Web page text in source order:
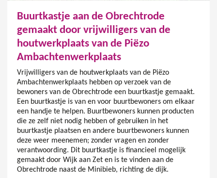
Buurtkastje aan de Obrechtrode
gemaakt door vrijwilligers van de
houtwerkplaats van de Piëzo
Ambachtenwerkplaats
Vrijwilligers van de houtwerkplaats van de Piëzo
Ambachtenwerkplaats hebben op verzoek van de
bewoners van de Obrechtrode een buurtkastje gemaakt.
Een buurtkastje is van en voor buurtbewoners om elkaar
een handje te helpen. Buurtbewoners kunnen producten
die ze zelf niet nodig hebben of gebruiken in het
buurtkastje plaatsen en andere buurtbewoners kunnen
deze weer meenemen; zonder vragen en zonder
verantwoording. Dit buurtkastje is financieel mogelijk
gemaakt door Wijk aan Zet en is te vinden aan de
Obrechtrode naast de Minibieb, richting de dijk.